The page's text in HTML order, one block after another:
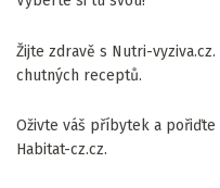
Žijte zdravě s Nutri-
chutných receptů.
Oživte váš příbytek a
Habitat-cz.cz.